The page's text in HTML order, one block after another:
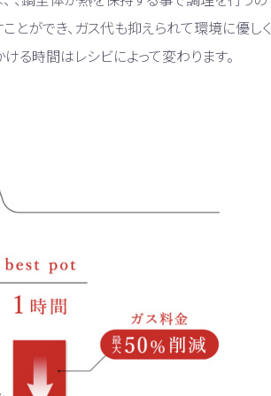
とができ、ガス代も抑えられて環境に優しく
る時間はレシビによって変わります。